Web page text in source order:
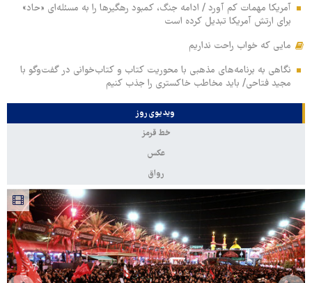
آمریکا مهمات کم آورد / ادامه جنگ، کمبود رهگیرها را به مسئله‌ای «حاد»
برای ارتش آمریکا تبدیل کرده است
مایی که خواب راحت نداریم
نگاهی به برنامه‌های مذهبی با محوریت کتاب و کتاب‌خوانی در گفت‌وگو با
مجید فتاحی/ باید مخاطب خاکستری را جذب کنیم
ویدیوی روز
خط قرمز
عکس
رواق